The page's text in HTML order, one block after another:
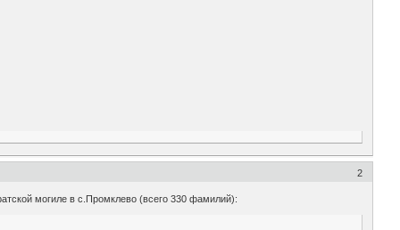
2
могиле в с.Промклево (всего 330 фамилий):